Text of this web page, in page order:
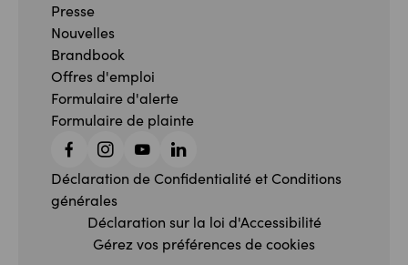
Presse
Nouvelles
Brandbook
Offres d'emploi
Formulaire d'alerte
Formulaire de plainte
FacebookInstagram
YouTubeLinkedin
Déclaration de Confidentialité et Conditions
générales
Déclaration sur la loi d'Accessibilité
Gérez vos préférences de cookies